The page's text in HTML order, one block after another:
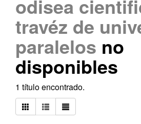
odisea
travéz de
paralelos no
disponibles
1 título encontrado.